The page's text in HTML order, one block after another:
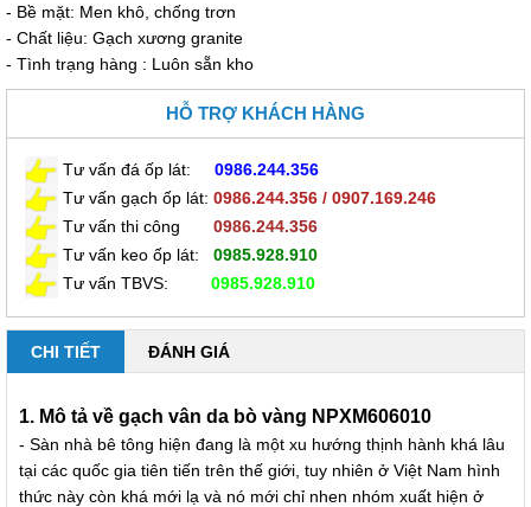
- Bề mặt: Men khô, chống trơn
- Chất liệu: Gạch xương granite
- Tình trạng hàng : Luôn sẵn kho
HỖ TRỢ KHÁCH HÀNG
Tư vấn đá ốp lát: 0986.244.356
Tư vấn gạch ốp lát: 0986.244.356 / 0907.169.246
Tư vấn thi công
0986.244.356
Tư vấn keo ốp lát: 0985.928.910
Tư vấn TBVS:
0985.928.910
CHI TIẾT ĐÁNH GIÁ
1. Mô tả về gạch vân da bò vàng NPXM606010
- Sàn nhà bê tông hiện đang là một xu hướng thịnh hành khá lâu
tại các quốc gia tiên tiến trên thế giới, tuy nhiên ở Việt Nam hình
thức này còn khá mới lạ và nó mới chỉ nhen nhóm xuất hiện ở